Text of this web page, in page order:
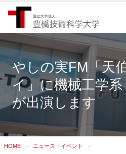
検索結果をも
関連サ
やしの実FM「天
イ」に機械工学
が出演します
HOME
ニュース・イベント